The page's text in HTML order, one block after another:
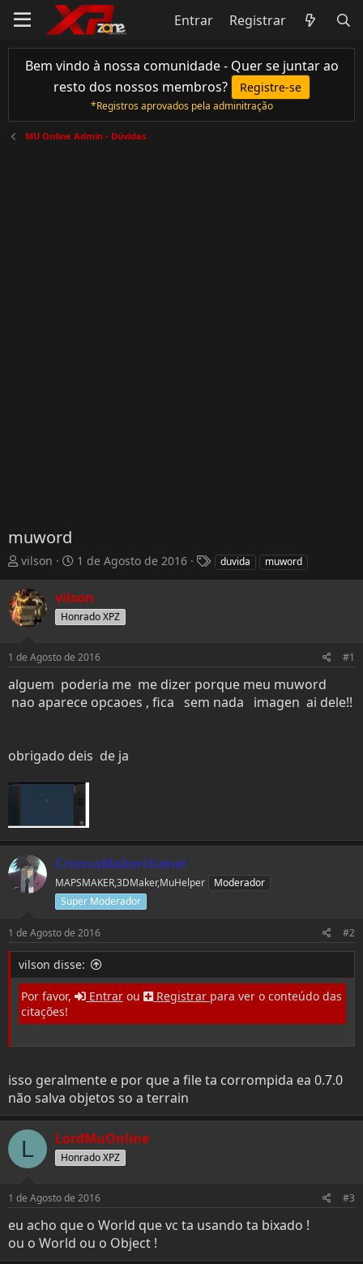
Entrar Registrar
Bem vindo à nossa comunidade - Quer se juntar ao
resto dos nossos membros?
Registre-se
*Registros aprovados pela adminitração
MU Online Admin - Dúvidas
muword
T
r
e
a
s
t
a
r
vilson
D
a
d
I
n
í
c
1 de Agosto de 2016
T
a
duvida muword
vilson
Honrado XPZ
1 de Agosto de 2016 #1
alguem poderia me me dizer porque meu muword
nao aparece opcaoes , fica sem nada imagen ai dele!!
obrigado deis de ja
CronusMakerchanel
MAPSMAKER,3DMaker,MuHelper
Moderador
Super Moderador
1 de Agosto de 2016 #2
vilson disse:
Por favor, Entrar ou Registrar para ver o conteúdo das
citações!
isso geralmente e por que a file ta corrompida ea 0.7.0
não salva objetos so a terrain
L LordMuOnline
Honrado XPZ
1 de Agosto de 2016 #3
eu acho que o World que vc ta usando ta bixado !
ou o World ou o Object !